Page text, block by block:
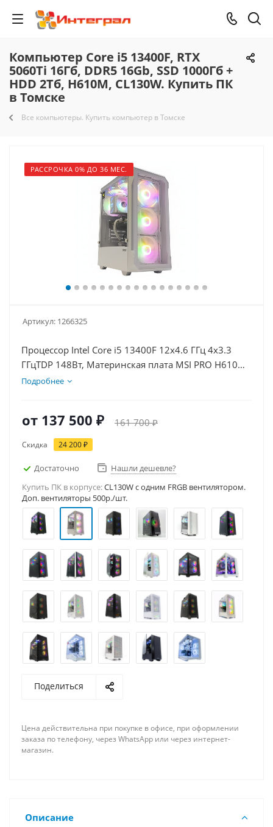
Компьютер Core i5 13400F, RTX
5060Ti 16Гб, DDR5 16Gb, SSD 1000Гб +
HDD 2Тб, H610M, CL130W. Купить ПК
в Томске
Все компьютеры. Купить компьютер в Томске
РАССРОЧКА 0% ДО 36 МЕС.
Артикул: 1266325
Процессор Intel Core i5 13400F 12x4.6 ГГц 4x3.3
ГГцTDP 148Вт, Материнская плата MSI PRO H610M-
E D5, Видеокарта RTX 5060Ti 16Гб, Память
Подробнее
от 137 500 ₽ 161 700 ₽
Скидка 24 200 ₽
Достаточно
Нашли дешевле?
Купить ПК в корпусе:CL130W c одним FRGB вентилятором.
Доп. вентиляторы 500р./шт.
Поделиться
Цена действительна при покупке в офисе, при оформлении
заказа по телефону, через WhatsApp или через интернет-
магазин.
Описание